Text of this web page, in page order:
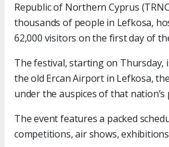
Republic of Northern Cyprus
thousands of people in Lefkosa,
62,000 visitors on the first day of
The festival, starting on Thursday,
the old Ercan Airport in Lefkosa,
under the auspices of that nation’s
The event features a packed
competitions, air shows,